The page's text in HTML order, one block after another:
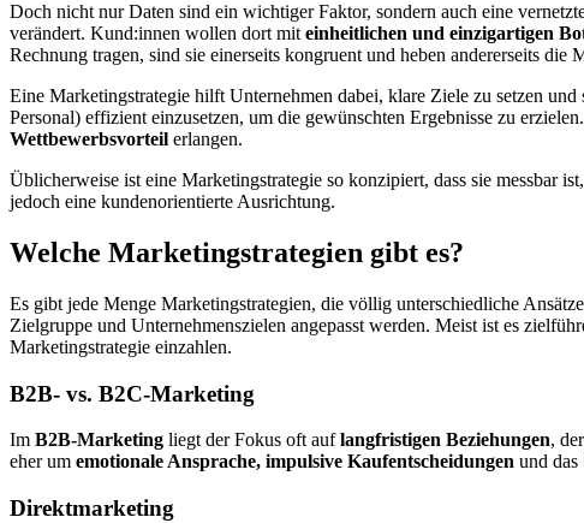
Doch nicht nur Daten sind ein wichtiger Faktor, sondern auch eine
verändert. Kund:innen wollen dort mit einheitlichen und einzigartigen
Rechnung tragen, sind sie einerseits kongruent und heben andererseits die
Eine Marketingstrategie hilft Unternehmen dabei, klare Ziele zu setzen
Personal) effizient einzusetzen, um die gewünschten Ergebnisse zu
Wettbewerbsvorteil erlangen.
Üblicherweise ist eine Marketingstrategie so konzipiert, dass sie messbar
jedoch eine kundenorientierte Ausrichtung.
Welche Marketingstrategien gibt es?
Es gibt jede Menge Marketingstrategien, die völlig unterschiedliche
Zielgruppe und Unternehmenszielen angepasst werden. Meist ist es
Marketingstrategie einzahlen.
B2B- vs. B2C-Marketing
Im B2B-Marketing liegt der Fokus oft auflangfristigen Beziehungen,
eher um emotionale Ansprache, impulsive Kaufentscheidungen und das
Direktmarketing